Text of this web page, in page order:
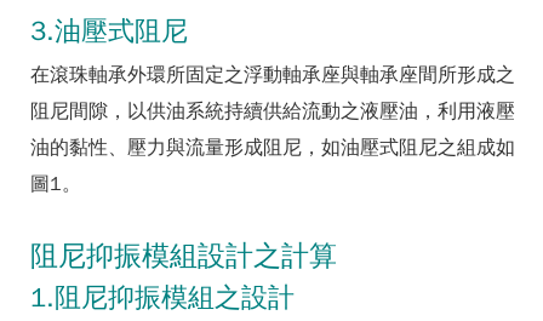
3.油壓式阻尼
在滾珠軸承外環所固定之浮動軸承座與軸承座間所形成之
阻尼間隙，以供油系統持續供給流動之液壓油，利用液壓
油的黏性、壓力與流量形成阻尼，如油壓式阻尼之組成如
圖1。
阻尼抑振模組設計之計算
1.阻尼抑振模組之設計